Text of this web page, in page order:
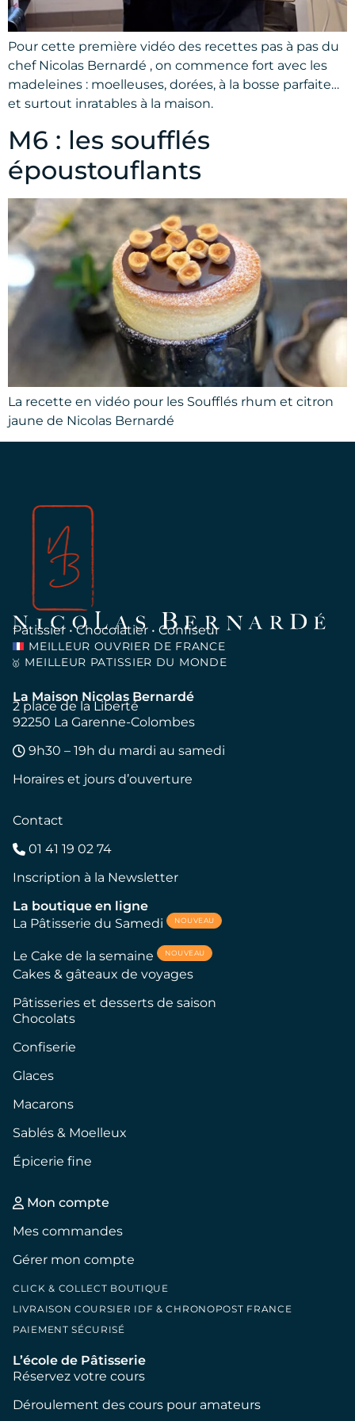
Pour cette première vidéo des recettes pas à pas du
chef Nicolas Bernardé , on commence fort avec les
madeleines : moelleuses, dorées, à la bosse parfaite…
et surtout inratables à la maison.
M6 : les soufflés
époustouflants
La recette en vidéo pour les Soufflés rhum et citron
jaune de Nicolas Bernardé
Pâtissier • Chocolatier • Confiseur
MEILLEUR OUVRIER DE FRANCE
🥇 MEILLEUR PATISSIER DU MONDE
La Maison Nicolas Bernardé
2 place de la Liberté
92250 La Garenne-Colombes
9h30 – 19h du mardi au samedi
Horaires et jours d’ouverture
Contact
01 41 19 02 74
Inscription à la Newsletter
La boutique en ligne
La Pâtisserie du Samedi
NOUVEAU
Le Cake de la semaine NOUVEAU
Cakes & gâteaux de voyages
Pâtisseries et desserts de saison
Chocolats
Confiserie
Glaces
Macarons
Sablés & Moelleux
Épicerie fine
Mon compte
Mes commandes
Gérer mon compte
CLICK & COLLECT BOUTIQUE
LIVRAISON COURSIER IDF & CHRONOPOST FRANCE
PAIEMENT SÉCURISÉ
L’école de Pâtisserie
Réservez votre cours
Déroulement des cours pour amateurs